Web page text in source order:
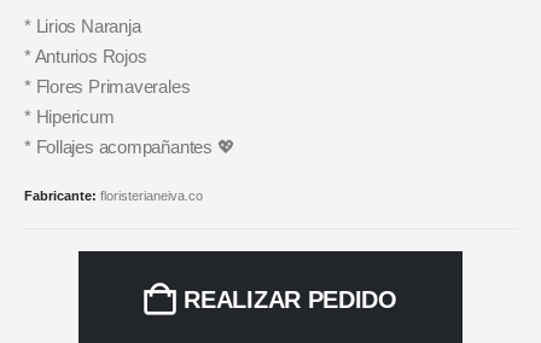
* Lirios Naranja
* Anturios Rojos
* Flores Primaverales
* Hipericum
* Follajes acompañantes 💖
Fabricante: floristerianeiva.co
REALIZAR PEDIDO